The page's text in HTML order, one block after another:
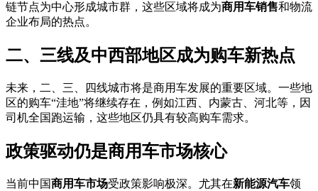
链节点为中心形成城市群，这些区域将成为商用车销售和物流
企业布局的热点。
二、三线及中西部地区成为购车新热点
未来，二、三、四线城市将是商用车发展的重要区域。一些地
区的购车“洼地”将继续存在，例如江西、内蒙古、河北等，因
司机全国跑运输，这些地区仍具有较高购车需求。
政策驱动仍是商用车市场核心
当前中国商用车市场受政策影响极深。尤其在新能源汽车领